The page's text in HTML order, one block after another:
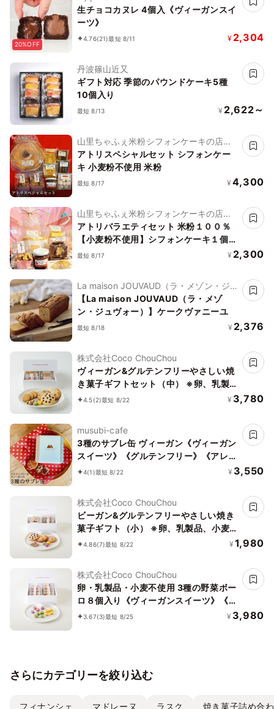
20%OFF
生チョコカヌレ 4個入《ヴィーガンスイ
ーツ》
4.76(21)最短 8/11 ¥ 2,304
丹波篠山近又
ギフト対応 季節のパウンドケーキ5種
10個入り
最短 8/13 ¥ 2,622～
山里ちゃふぇ米粉シフォンケーキの店
アトリ
アトリスペシャルセット シフォンケー
キ 小麦粉不使用 米粉
最短 8/17 ¥ 4,300
山里ちゃふぇ米粉シフォンケーキの店
アトリ
アトリバラエティセット 米粉１００％
【小麦粉不使用】シフォンケーキ１個
ジャム ラスク 米粉クッキー
最短 8/17 ¥ 2,300
La maison JOUVAUD（ラ・メゾン・ジュ
ヴォー）
【La maison JOUVAUD（ラ・メゾ
ン・ジュヴォー）】ケークヴァニーユ
最短 8/18 ¥ 2,376
株式会社Coco ChouChou
ヴィーガン&グルテンフリーやさしい焼
き菓子ギフトセット（中） ※卵、乳製
品、小麦粉、白砂糖不使用 《ヴィーガ
4.5(2)最短 8/22 ¥ 3,780
musubi-cafe
3種のサブレ缶 ヴィーガン《ヴィーガン
スイーツ》《グルテンフリー》《アレル
ギー配慮》
4(1)最短 8/22 ¥ 3,550
株式会社Coco ChouChou
ビーガン&グルテンフリーやさしい焼き
菓子ギフト（小） ※卵、乳製品、小麦
粉、白砂糖不使用 《ヴィーガンスイー
4.86(7)最短 8/22 ¥ 1,980
株式会社Coco ChouChou
卵・乳製品・小麦不使用 3種の野菜ボー
ロ８個入り《ヴィーガンスイーツ》《グ
ルテンフリー》
3.67(3)最短 8/25 ¥ 3,980
さらにカテゴリーを絞り込む
フィナンシェ マドレーヌ ラスク 焼き菓子詰め合